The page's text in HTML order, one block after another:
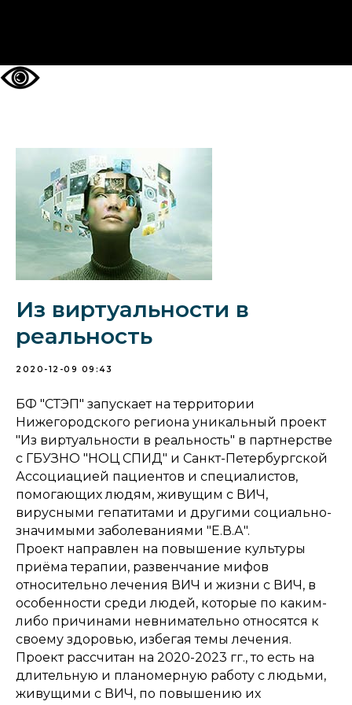
Из виртуальности в
реальность
2020-12-09 09:43
БФ "СТЭП" запускает на территории
Нижегородского региона уникальный проект
"Из виртуальности в реальность" в партнерстве
с ГБУЗНО "НОЦ СПИД" и Санкт-Петербургской
Ассоциацией пациентов и специалистов,
помогающих людям, живущим с ВИЧ,
вирусными гепатитами и другими социально-
значимыми заболеваниями "Е.В.А".
Проект направлен на повышение культуры
приёма терапии, развенчание мифов
относительно лечения ВИЧ и жизни с ВИЧ, в
особенности среди людей, которые по каким-
либо причинами невнимательно относятся к
своему здоровью, избегая темы лечения.
Проект рассчитан на 2020-2023 гг., то есть на
длительную и планомерную работу с людьми,
живущими с ВИЧ, по повышению их